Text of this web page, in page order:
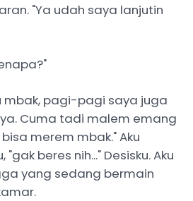
"Ya udah saya lanjutin
mbak, pagi-pagi saya juga
Cuma tadi malem emang
merem mbak." Aku
beres nih..." Desisku. Aku
yang sedang bermain